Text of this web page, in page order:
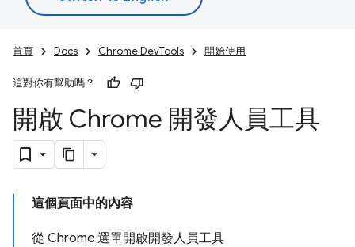
首頁 Docs Chrome DevTools 開始使用
這對你有幫助嗎？
開啟 Chrome 開發人員工具
這個頁面中的內容
從 Chrome 選單開啟開發人員工具